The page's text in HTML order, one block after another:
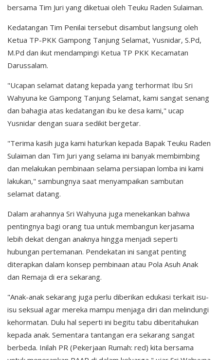
bersama Tim Juri yang diketuai oleh Teuku Raden Sulaiman.
Kedatangan Tim Penilai tersebut disambut langsung oleh
Ketua TP-PKK Gampong Tanjung Selamat, Yusnidar, S.Pd,
M.Pd dan ikut mendampingi Ketua TP PKK Kecamatan
Darussalam.
"Ucapan selamat datang kepada yang terhormat Ibu Sri
Wahyuna ke Gampong Tanjung Selamat, kami sangat senang
dan bahagia atas kedatangan ibu ke desa kami," ucap
Yusnidar dengan suara sedikit bergetar.
"Terima kasih juga kami haturkan kepada Bapak Teuku Raden
Sulaiman dan Tim Juri yang selama ini banyak membimbing
dan melakukan pembinaan selama persiapan lomba ini kami
lakukan," sambungnya saat menyampaikan sambutan
selamat datang.
Dalam arahannya Sri Wahyuna juga menekankan bahwa
pentingnya bagi orang tua untuk membangun kerjasama
lebih dekat dengan anaknya hingga menjadi seperti
hubungan pertemanan. Pendekatan ini sangat penting
diterapkan dalam konsep pembinaan atau Pola Asuh Anak
dan Remaja di era sekarang.
"Anak-anak sekarang juga perlu diberikan edukasi terkait isu-
isu seksual agar mereka mampu menjaga diri dan melindungi
kehormatan. Dulu hal seperti ini begitu tabu diberitahukan
kepada anak. Sementara tantangan era sekarang sangat
berbeda. Inilah PR (Pekerjaan Rumah: red) kita bersama